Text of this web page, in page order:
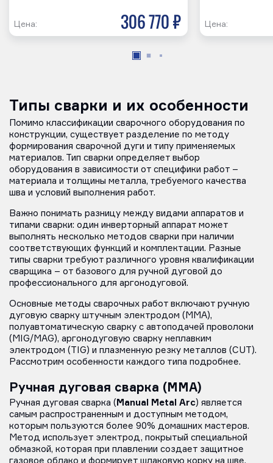
Цена: 306 770 р Цена:
Типы сварки и их особенности
Помимо классификации сварочного оборудования по
конструкции, существует разделение по методу
формирования сварочной дуги и типу применяемых
материалов. Тип сварки определяет выбор
оборудования в зависимости от специфики работ –
материала и толщины металла, требуемого качества
шва и условий выполнения работ.
Важно понимать разницу между видами аппаратов и
типами сварки: один инверторный аппарат может
выполнять несколько методов сварки при наличии
соответствующих функций и комплектации. Разные
типы сварки требуют различного уровня квалификации
сварщика – от базового для ручной дуговой до
профессионального для аргонодуговой.
Основные методы сварочных работ включают ручную
дуговую сварку штучным электродом (MMA),
полуавтоматическую сварку с автоподачей проволоки
(MIG/MAG), аргонодуговую сварку неплавким
электродом (TIG) и плазменную резку металлов (CUT).
Рассмотрим особенности каждого типа подробнее.
Ручная дуговая сварка (MMA)
Ручная дуговая сварка ( Manual Metal Arc) является
самым распространенным и доступным методом,
которым пользуются более 90% домашних мастеров.
Метод использует электрод, покрытый специальной
обмазкой, которая при плавлении создает защитное
газовое облако и формирует шлаковую корку на шве.